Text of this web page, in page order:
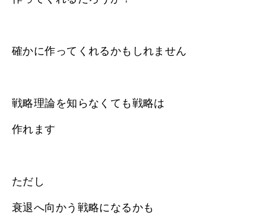
確かに作ってくれるかもしれません
戦略理論を知らなくても戦略は
作れます
ただし
衰退へ向かう戦略になるかも